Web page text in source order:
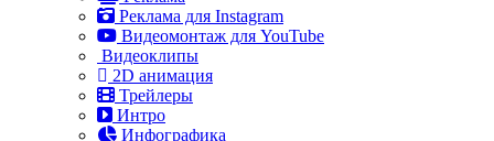
Реклама для Instagram
Видеомонтаж для YouTube
Видеоклипы
2D анимация
Трейлеры
Интро
Инфографика